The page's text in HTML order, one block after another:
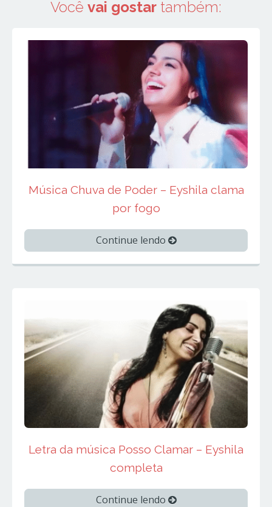
Você vai gostar também:
Música Chuva de Poder – Eyshila clama
por fogo
Continue lendo
Letra da música Posso Clamar – Eyshila
completa
Continue lendo